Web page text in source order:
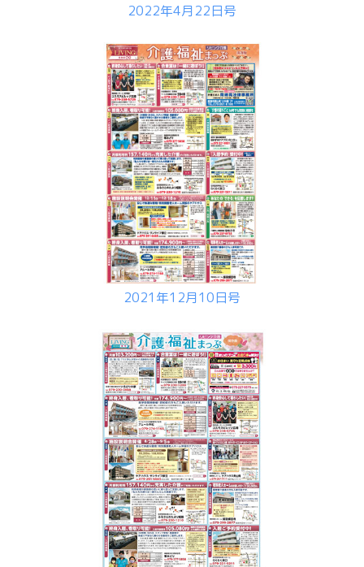
2022年4月22日号
2021年12月10日号